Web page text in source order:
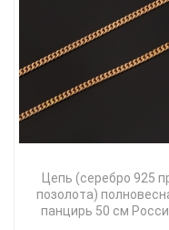
Цепь (серебро 925
позолота)
панцирь 50 см